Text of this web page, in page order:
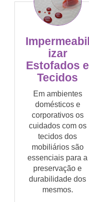
Impermeabil
izar
Estofados e
Tecidos
Em ambientes
domésticos e
corporativos os
cuidados com os
tecidos dos
mobiliários são
essenciais para a
preservação e
durabilidade dos
mesmos.